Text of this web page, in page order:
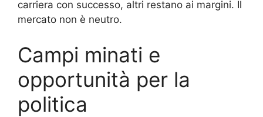
carriera con successo, altri restano ai margini. Il
mercato non è neutro.
Campi minati e
opportunità per la
politica